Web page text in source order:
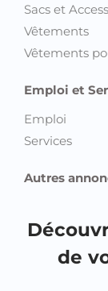
Sacs et
Vêtements
Vêtements
Emploi et
Emploi
Services
Autres
de